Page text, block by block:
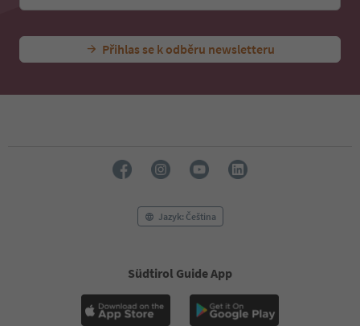
Přihlas se k odběru newsletteru
Jazyk: Čeština
Südtirol Guide App